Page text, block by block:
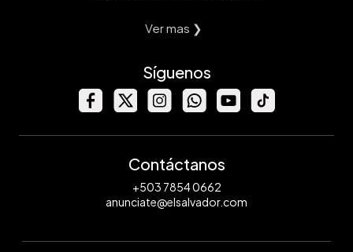
Ver mas ❯
Síguenos
Contáctanos
+503 7854 0662
anunciate@elsalvador.com